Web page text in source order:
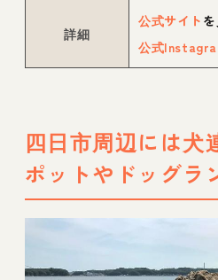
詳細
公式サイト
公式
四日市周辺には犬
ポットやドッグラ